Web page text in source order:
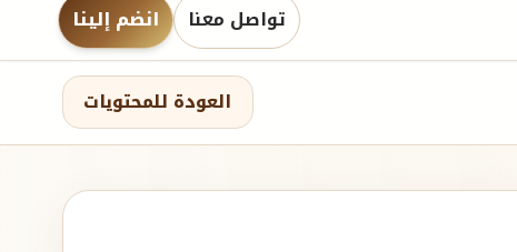
تواصل معنا انضم إلينا
العودة للمحتويات